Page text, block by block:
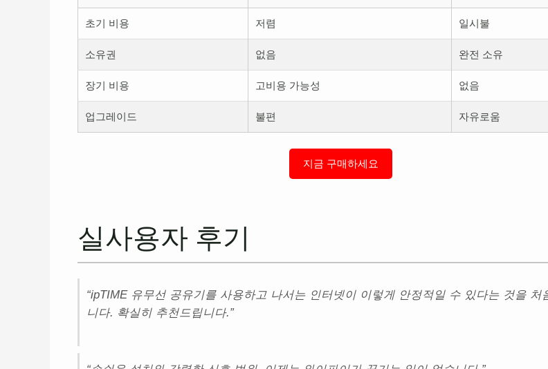
초기 비용 저렴 일시불
소유권 없음 완전 소유
장기 비용 고비용 가능성 없음
업그레이드 불편 자유로움
지금 구매하세요
실사용자 후기
“ipTIME 유무선 공유기를 사용하고 나서는 인터넷이 이렇게 안정적일 수 있다는 것을 처
니다. 확실히 추천드립니다.”